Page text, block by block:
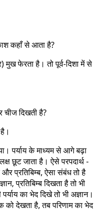
कहाँ से आता है?
मुख फेरता है। तो पूर्व-दिशा में से
चीज दिखती है?
पर्याय के माध्यम से आगे बढ़ा
छूट जाता है। ऐसे परपदार्थ -
और प्रतिबिम्ब, ऐसा संबंध तो है
प्रतिबिम्ब दिखता है तो भी
का भेद दिखे तो भी अज्ञान।
को देखता है, तब परिणाम का भेद